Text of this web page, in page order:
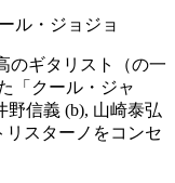
のギタリスト（の一
「クール・ジャ
野信義 (b), 山崎泰弘
リスターノをコンセ